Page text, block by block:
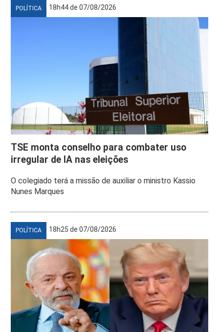
POLÍTICA 18h44 de 07/08/2026
TSE monta conselho para combater uso
irregular de IA nas eleições
O colegiado terá a missão de auxiliar o ministro Kassio
Nunes Marques
POLÍTICA 18h25 de 07/08/2026